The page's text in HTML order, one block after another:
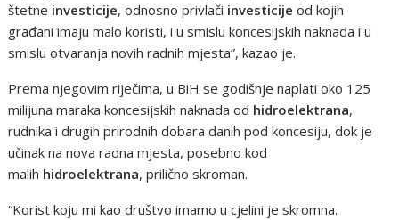
štetne investicije, odnosno privlači investicije od kojih
građani imaju malo koristi, i u smislu koncesijskih naknada i u
smislu otvaranja novih radnih mjesta”, kazao je.
Prema njegovim riječima, u BiH se godišnje naplati oko 125
milijuna maraka koncesijskih naknada od hidroelektrana,
rudnika i drugih prirodnih dobara danih pod koncesiju, dok je
učinak na nova radna mjesta, posebno kod
malih hidroelektrana, prilično skroman.
“Korist koju mi kao društvo imamo u cjelini je skromna.